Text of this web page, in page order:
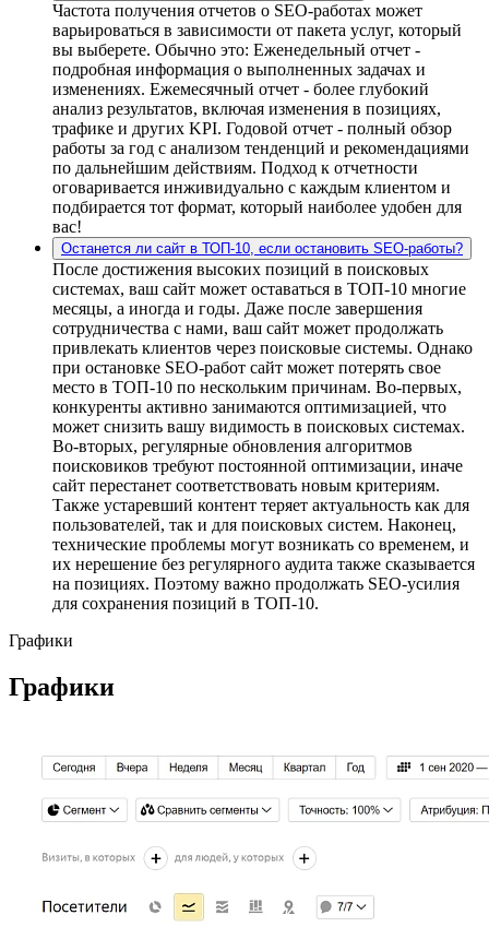
Частота получения отчетов о SEO-работах может
варьироваться в зависимости от пакета услуг, который
вы выберете. Обычно это: Еженедельный отчет -
подробная информация о выполненных задачах и
изменениях. Ежемесячный отчет - более глубокий
анализ результатов, включая изменения в позициях,
трафике и других KPI. Годовой отчет - полный обзор
работы за год с анализом тенденций и рекомендациями
по дальнейшим действиям. Подход к отчетности
оговаривается инживидуально с каждым клиентом и
подбирается тот формат, который наиболее удобен для
вас!
Останется ли сайт в ТОП-10, если остановить SEO-работы?
После достижения высоких позиций в поисковых
системах, ваш сайт может оставаться в ТОП-10 многие
месяцы, а иногда и годы. Даже после завершения
сотрудничества с нами, ваш сайт может продолжать
привлекать клиентов через поисковые системы. Однако
при остановке SEO-работ сайт может потерять свое
место в ТОП-10 по нескольким причинам. Во-первых,
конкуренты активно занимаются оптимизацией, что
может снизить вашу видимость в поисковых системах.
Во-вторых, регулярные обновления алгоритмов
поисковиков требуют постоянной оптимизации, иначе
сайт перестанет соответствовать новым критериям.
Также устаревший контент теряет актуальность как для
пользователей, так и для поисковых систем. Наконец,
технические проблемы могут возникать со временем, и
их нерешение без регулярного аудита также сказывается
на позициях. Поэтому важно продолжать SEO-усилия
для сохранения позиций в ТОП-10.
Графики
Графики